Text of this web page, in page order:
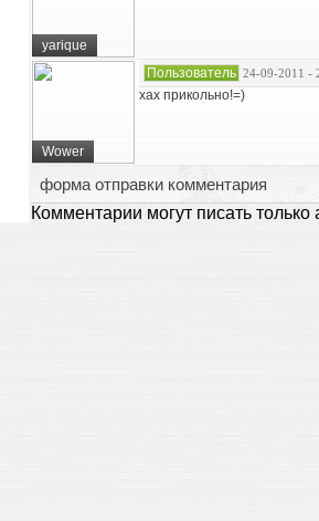
yarique
Wower
Пользователь 24-09-2011 -
хах прикольно!=)
форма отправки комментария
Комментарии могут писать